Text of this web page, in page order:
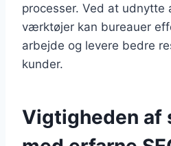
processer. Ved at udnytte
værktøjer kan bureauer
arbejde og levere bedre
kunder.
Vigtigheden af